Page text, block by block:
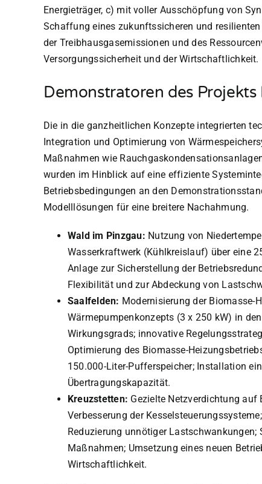
Energieträger, c) mit voller Ausschöpfung von
Schaffung eines zukunftssicheren und
der Treibhausgasemissionen und des
Versorgungssicherheit und der Wirtschaftlichkeit.
Demonstratoren des
Die in die ganzheitlichen Konzepte integrierten
Integration und Optimierung von
Maßnahmen wie
wurden im Hinblick auf eine effiziente
Betriebsbedingungen an den
Modelllösungen für eine breitere Nachahmung.
Wald im Pinzgau: Nutzung von
Wasserkraftwerk (Kühlkreislauf) über eine
Anlage zur Sicherstellung der
Flexibilität und zur Abdeckung von
Saalfelden: Modernisierung der Biomasse-
Wärmepumpenkonzepts (3 x 250 kW) in
Wirkungsgrads; innovative
Optimierung des Biomasse-
150.000-Liter-Pufferspeicher; Installation
Übertragungskapazität.
Kreuzstetten: Gezielte Netzverdichtung
Verbesserung der
Reduzierung unnötiger
Maßnahmen; Umsetzung eines neuen
Wirtschaftlichkeit.